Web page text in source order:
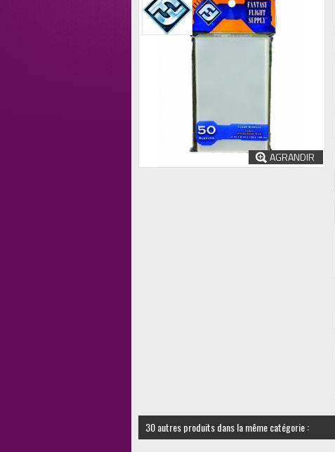
AGRANDIR
30 autres produits dans la même catégorie :